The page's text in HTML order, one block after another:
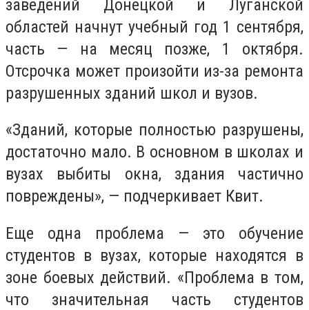
заведений Донецкой и Луганской
областей начнут учебный год 1 сентября,
часть — на месяц позже, 1 октября.
Отсрочка может произойти из-за ремонта
разрушенных зданий школ и вузов.
«Зданий, которые полностью разрушены,
достаточно мало. В основном в школах и
вузах выбиты окна, здания частично
повреждены», — подчеркивает Квит.
Еще одна проблема — это обучение
студентов в вузах, которые находятся в
зоне боевых действий. «Проблема в том,
что значительная часть студентов